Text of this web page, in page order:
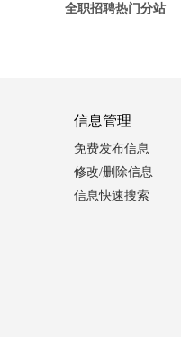
全职招聘热门分站
信息管理
免费发布信息
修改/删除信息
信息快速搜索